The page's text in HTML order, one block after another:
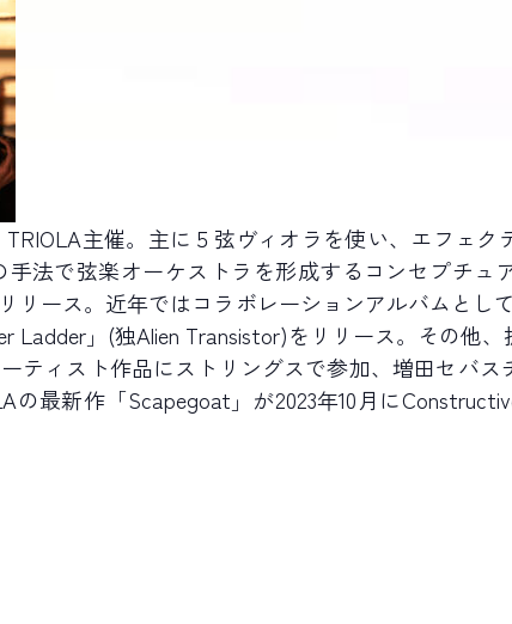
主催。主に５弦ヴィオラを使い、エフェク
法で弦楽オーケストラを形成するコンセプチュ
リース。近年ではコラボレーションアルバムとして
Ladder」(独Alien Transistor)をリリース。その他
ティスト作品にストリングスで参加、増田セバ
の最新作「Scapegoat」が2023年10月に